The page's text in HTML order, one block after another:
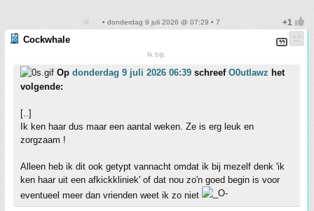
• donderdag 9 juli 2026 @ 07:29 • 7
Cockwhale
Ik bijt.
Op donderdag 9 juli 2026 06:39 schreef O0utlawz het
volgende:
[..]
Ik ken haar dus maar een aantal weken. Ze is erg leuk en
zorgzaam !
Alleen heb ik dit ook getypt vannacht omdat ik bij mezelf denk 'ik
ken haar uit een afkickkliniek' of dat nou zo'n goed begin is voor
eventueel meer dan vrienden weet ik zo niet